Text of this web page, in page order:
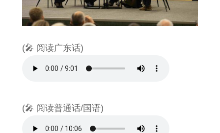
(🎤 阅读广东话)
(🎤 阅读普通话/国语)